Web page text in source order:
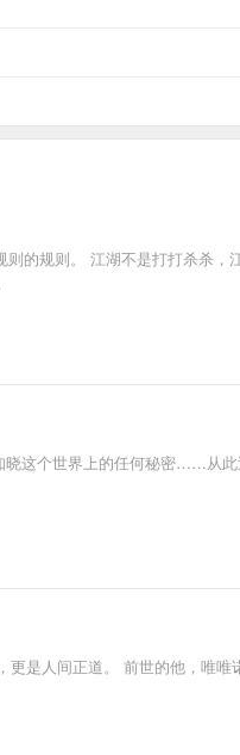
的规则。 江湖不是打打杀杀
这个世界上的任何秘密……从此
是人间正道。 前世的他，唯